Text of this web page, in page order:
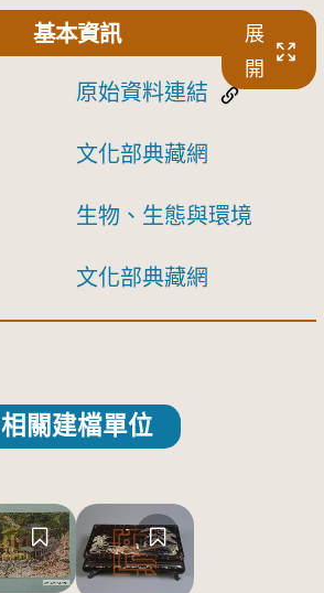
基本資訊
展
開
原始資料連結
文化部典藏網
生物、生態與環境
文化部典藏網
相關建檔單位